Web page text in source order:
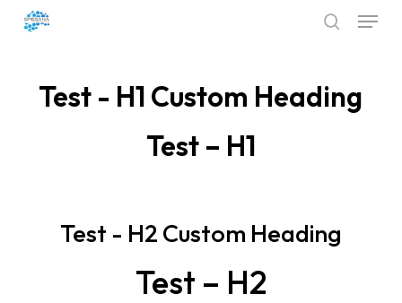
Skip
content
Menu
Test - H1 Custom Heading
Test – H1
Test - H2 Custom Heading
Test – H2